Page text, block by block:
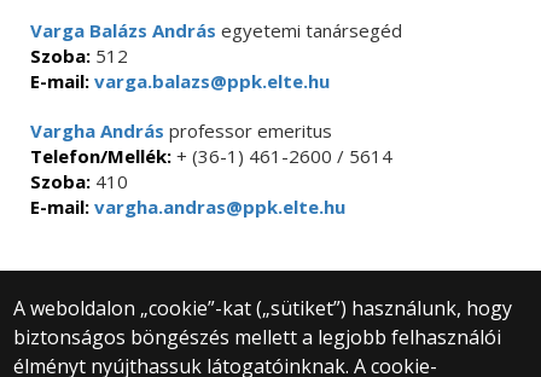
Varga Balázs András egyetemi tanársegéd
Szoba: 512
E-mail: varga.balazs@ppk.elte.hu
Vargha András professor emeritus
Telefon/Mellék: + (36-1) 461-2600 / 5614
Szoba: 410
E-mail: vargha.andras@ppk.elte.hu
A weboldalon „cookie”-kat („sütiket”) használunk, hogy
biztonságos böngészés mellett a legjobb felhasználói
élményt nyújthassuk látogatóinknak. A cookie-
© 2025 Eötvös Loránd Tudományegyetem
Minden jog fenntartva.